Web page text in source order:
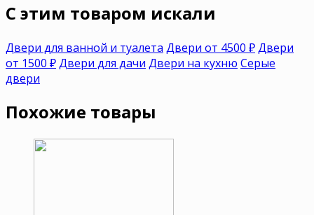
C этим товаром искали
Двери для ванной и туалета Двери от 4500 ₽Двери
от 1500 ₽Двери для дачи Двери на кухню Серые
двери
Похожие товары